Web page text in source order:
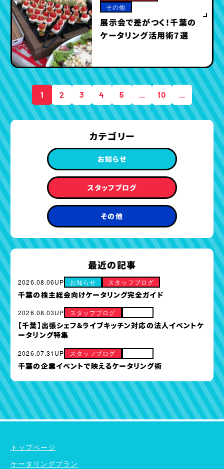
カテゴリー
お知らせ
スタッフブログ
その他
最近の記事
2026.08.06UP お知らせ スタッフブログ
千葉の株主総会向けケータリング完全ガイド
2026.08.03UP スタッフブログ
【千葉】出張シェフ＆ライブキッチン対応の法人イベントケ
ータリング特集
2026.07.31UP スタッフブログ
千葉の企業イベントで映えるケータリング術
その他
展示会で差がつく！千葉の
ケータリング活用術7選
1 2 3 4 5 10
ケータリングプラン
ドリンクメニュー
単品オプション
トップページ
ケータリングプラン